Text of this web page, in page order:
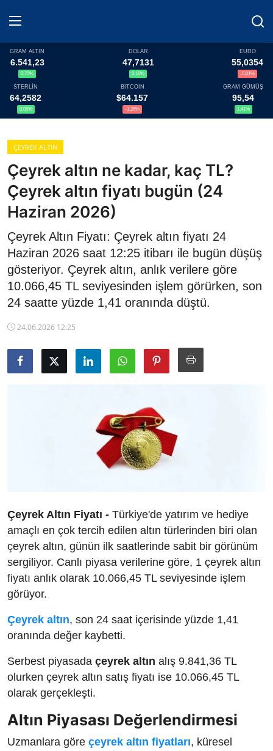
Haberler
Döviz
Altın Fiyatları
Döviz Kurları
Fonlar
Kripto Paralar
Çeviriciler
TCMB Kurları
Kapalı Çarşı
GRAM ALTIN
6.541,23
0,75%
DOLAR
47,7131
0,16%
EURO
55,0354
-0,01%
STERLİN
64,2582
0,09%
BITCOIN
$64.157
-1,26%
GRAM GÜMÜŞ
95,54
1,41%
ÇEYREK ALTIN
Çeyrek altın ne kadar, kaç TL?
Çeyrek altın fiyatı bugün (24
Haziran 2026)
Çeyrek Altın Fiyatı: Çeyrek altın fiyatı 24
Haziran 2026 saat 12:25 itibarı ile bugün düşüş
gösteriyor. Çeyrek altın, anlık verilere göre
10.066,45 TL seviyesinden işlem görürken, son
24 saatte yüzde 1,41 oranında düştü.
24.06.2026 12:25
Çeyrek Altın Fiyatı - Türkiye'de yatırım ve hediye
amaçlı en çok tercih edilen altın türlerinden biri olan
çeyrek altın, günün ilk saatlerinde sabit bir görünüm
sergiliyor. Canlı piyasa verilerine göre, 1 çeyrek altın
fiyatı anlık olarak 10.066,45 TL seviyesinde işlem
görüyor.
Çeyrek altın, son 24 saat içerisinde yüzde 1,41
oranında değer kaybetti.
Serbest piyasada çeyrek altın alış 9.841,36 TL
olurken çeyrek altın satış fiyatı ise 10.066,45 TL
olarak gerçekleşti.
Altın Piyasası Değerlendirmesi
Uzmanlara göre çeyrek altın fiyatları, küresel